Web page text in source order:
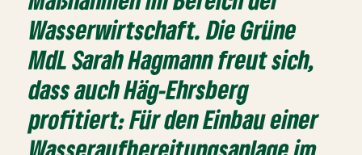
Wasserwirtschaft. Die Grüne
MdL Sarah Hagmann freut sich,
dass auch Häg-Ehrsberg
profitiert: Für den Einbau einer